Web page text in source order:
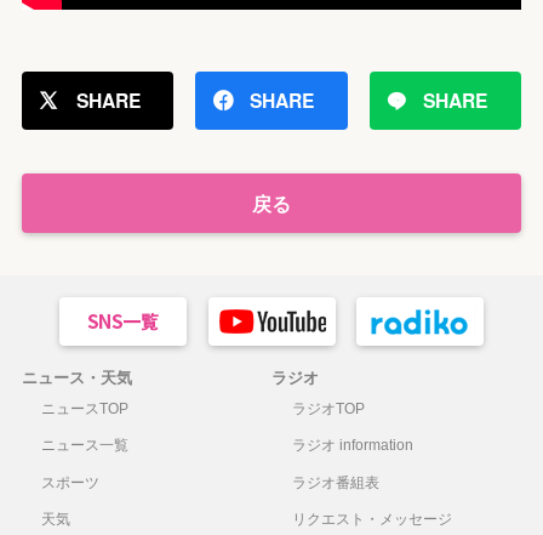
SHARE SHARE SHARE
戻る
ニュース・天気
ニュースTOP
ニュース一覧
スポーツ
天気
ラジオ
ラジオTOP
ラジオ information
ラジオ番組表
リクエスト・メッセージ